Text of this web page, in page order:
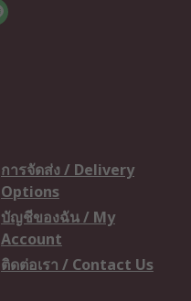
การจัดส่ง / Delivery
Options
บัญชีของฉัน / My
Account
ติดต่อเรา / Contact Us